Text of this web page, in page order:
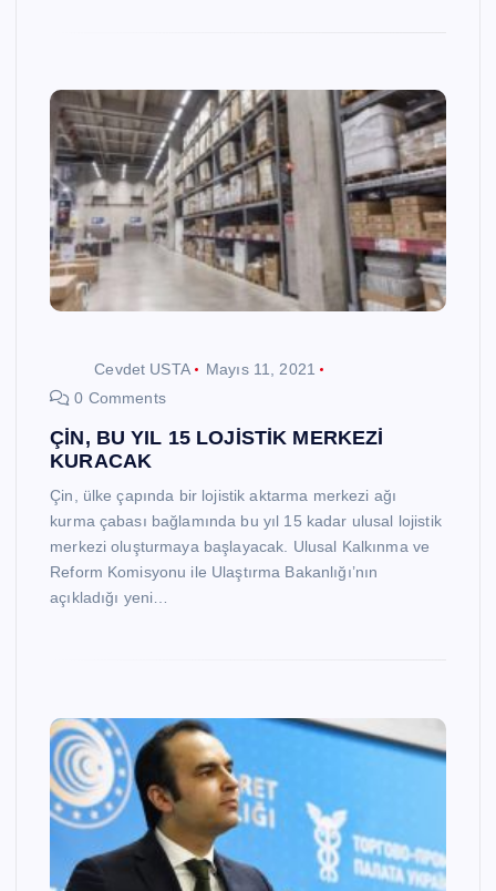
Cevdet USTA
Mayıs 11, 2021
0 Comments
ÇİN, BU YIL 15 LOJİSTİK MERKEZİ
KURACAK
Çin, ülke çapında bir lojistik aktarma merkezi ağı
kurma çabası bağlamında bu yıl 15 kadar ulusal lojistik
merkezi oluşturmaya başlayacak. Ulusal Kalkınma ve
Reform Komisyonu ile Ulaştırma Bakanlığı’nın
açıkladığı yeni…